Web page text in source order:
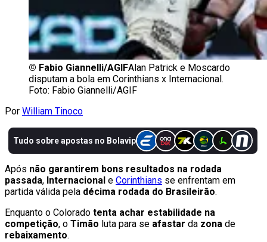
© Fabio Giannelli/AGIFAlan Patrick e Moscardo
disputam a bola em Corinthians x Internacional.
Foto: Fabio Giannelli/AGIF
Por William Tinoco
Após não garantirem bons resultados na rodada
passada, Internacional e Corinthians se enfrentam em
partida válida pela décima rodada do Brasileirão.
Enquanto o Colorado tenta achar estabilidade na
competição, o Timão luta para se afastar da zona de
rebaixamento.